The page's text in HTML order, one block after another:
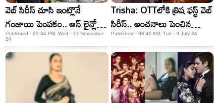
వెబ్ సిరీస్ చూసి ఇంట్లొనే
గంజాయి పెంపకం.. ఆన్ లైన్లో
అమ్మి లక్షలు సంపాదన..
Published - 05:34 PM, Wed - 13 November
24
Trisha: OTTలోకి త్రిష ఫస్ట్‌ వెబ్‌
సిరీస్‌.. అంచనాలు పెంచిన
టీజర్‌.. స్ట్రీమింగ్‌ ఎప్పుడంటే
Published - 08:40 AM, Tue - 9 July 24